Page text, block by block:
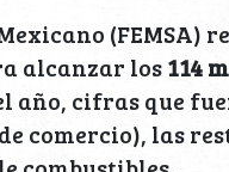
(FEMSA)
alcanzar los114
año, cifras que
comercio), las